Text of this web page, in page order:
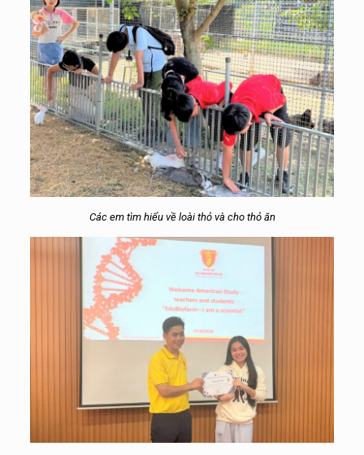
Các em tìm hiểu về loài thỏ và cho thỏ ăn